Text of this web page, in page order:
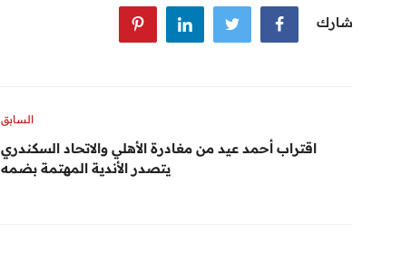
شارك
السابق
اقتراب أحمد عيد من مغادرة الأهلي والاتحاد السكندري
يتصدر الأندية المهتمة بضمه